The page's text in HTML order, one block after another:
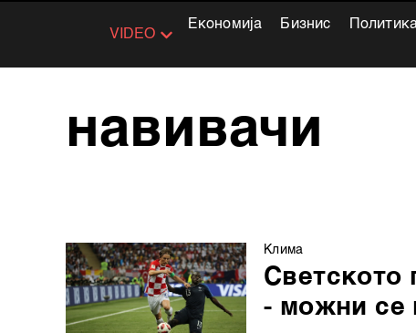
VIDEO
Економија Бизнис
навивачи
Клима
Светското
- можни се